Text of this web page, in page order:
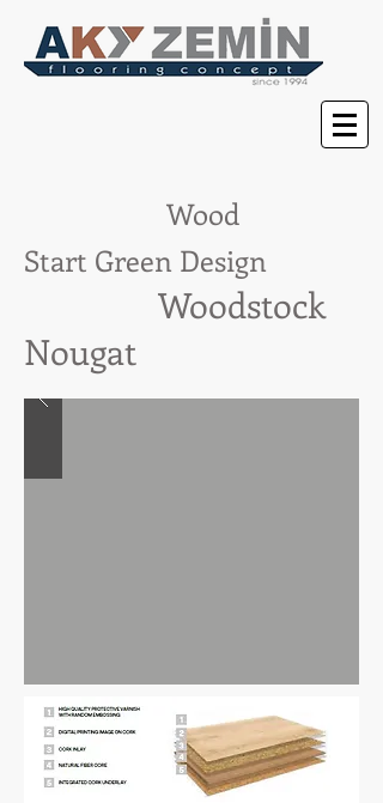
Wood
Start Green Design
Woodstock
Nougat